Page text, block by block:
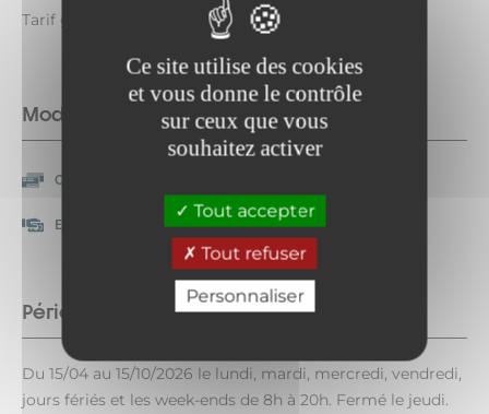
Ce site utilise des cookies
et vous donne le contrôle
sur ceux que vous
souhaitez activer
Tout accepter
Tout refuser
Personnaliser
Tarif groupe à partir de 4 personnes.
Modes de paiement
Carte bancaire/crédit
Espèces Paiement en ligne
Période d'ouverture
Du 15/04 au 15/10/2026 le lundi, mardi, mercredi, vendredi,
jours fériés et les week-ends de 8h à 20h. Fermé le jeudi.